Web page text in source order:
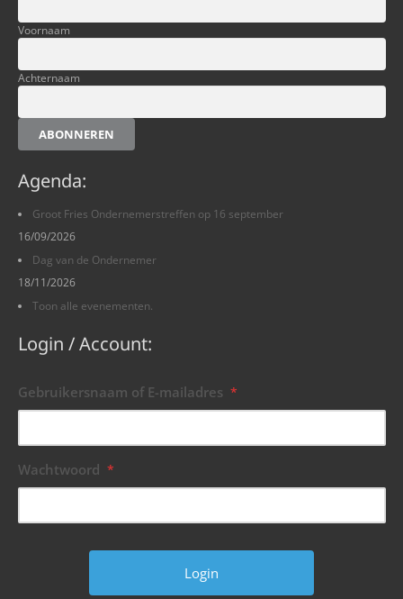
Voornaam
Achternaam
ABONNEREN
Agenda:
Groot Fries Ondernemerstreffen op 16 september
16/09/2026
Dag van de Ondernemer
18/11/2026
Toon alle evenementen.
Login / Account:
Gebruikersnaam of E-mailadres *
Wachtwoord *